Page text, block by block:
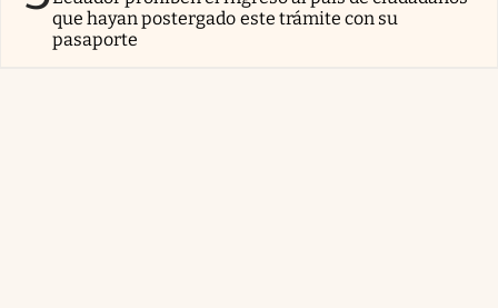
que hayan postergado este trámite con su
pasaporte